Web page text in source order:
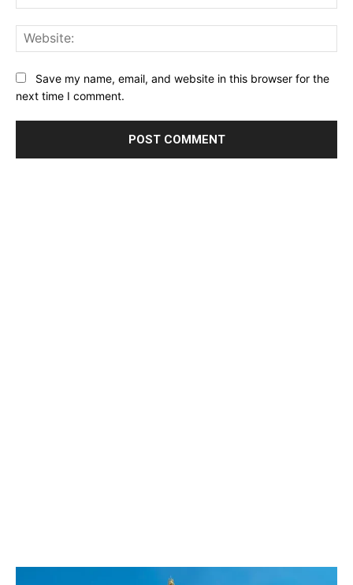
Save my name, email, and website in this browser for the
next time I comment.